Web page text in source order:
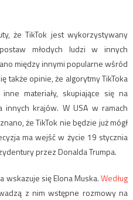
że TikTok jest wykorzystywany
młodych ludzi w innych
między innymi popularne wśród
także opinie, że algorytmy TikToka
materiały, skupiające się na
krajów. W USA w ramach
że TikTok nie będzie już mógł
ma wejść w życie 19 stycznia
przez Donalda Trumpa.
wskazuje się Elona Muska.Według
z nim wstępne rozmowy na